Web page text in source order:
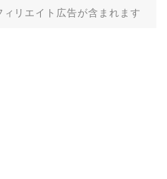
リエイト広告が含まれます